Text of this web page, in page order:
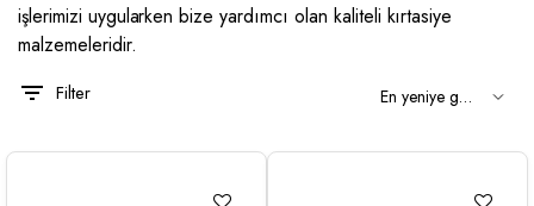
işlerimizi uygularken bize yardımcı olan kaliteli kırtasiye
malzemeleridir.
Filter